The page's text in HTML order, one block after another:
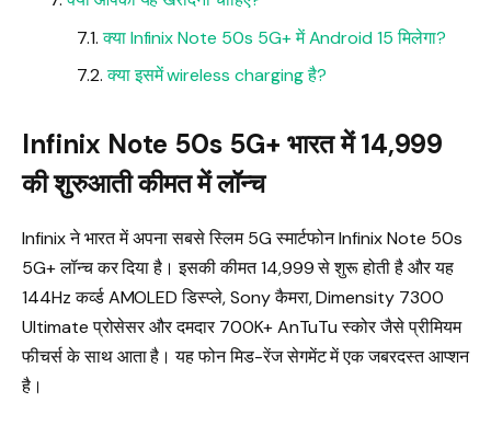
क्या Infinix Note 50s 5G+ में Android 15 मिलेगा?
क्या इसमें wireless charging है?
Infinix Note 50s 5G+ भारत में ₹14,999
की शुरुआती कीमत में लॉन्च
Infinix ने भारत में अपना सबसे स्लिम 5G स्मार्टफोन Infinix Note 50s
5G+ लॉन्च कर दिया है। इसकी कीमत ₹14,999 से शुरू होती है और यह
144Hz कर्व्ड AMOLED डिस्प्ले, Sony कैमरा, Dimensity 7300
Ultimate प्रोसेसर और दमदार 700K+ AnTuTu स्कोर जैसे प्रीमियम
फीचर्स के साथ आता है। यह फोन मिड-रेंज सेगमेंट में एक जबरदस्त आप्शन
है।